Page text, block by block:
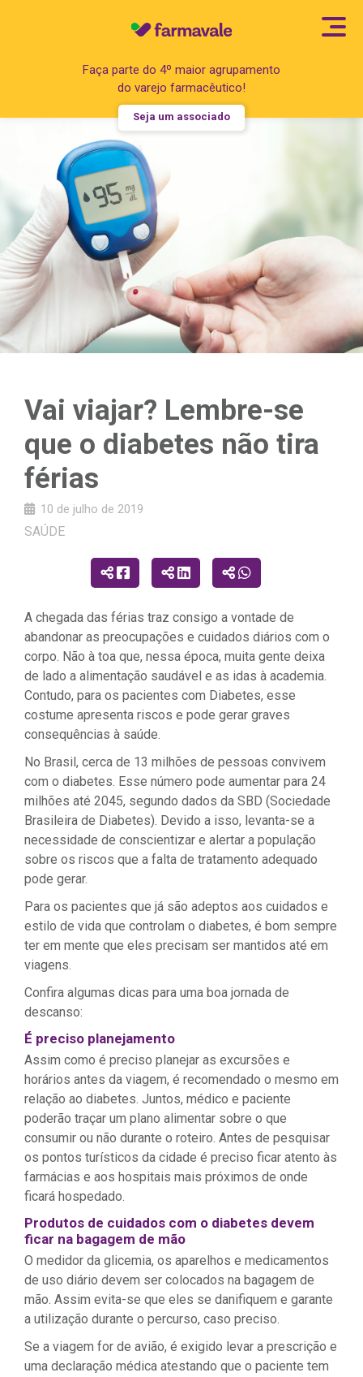
Faça parte do 4º maior agrupamento
do varejo farmacêutico!
Seja um associado
Vai viajar? Lembre-se
que o diabetes não tira
férias
10 de julho de 2019
SAÚDE
A chegada das férias traz consigo a vontade de
abandonar as preocupações e cuidados diários com o
corpo. Não à toa que, nessa época, muita gente deixa
de lado a alimentação saudável e as idas à academia.
Contudo, para os pacientes com Diabetes, esse
costume apresenta riscos e pode gerar graves
consequências à saúde.
No Brasil, cerca de 13 milhões de pessoas convivem
com o diabetes. Esse número pode aumentar para 24
milhões até 2045, segundo dados da SBD (Sociedade
Brasileira de Diabetes). Devido a isso, levanta-se a
necessidade de conscientizar e alertar a população
sobre os riscos que a falta de tratamento adequado
pode gerar.
Para os pacientes que já são adeptos aos cuidados e
estilo de vida que controlam o diabetes, é bom sempre
ter em mente que eles precisam ser mantidos até em
viagens.
Confira algumas dicas para uma boa jornada de
descanso:
É preciso planejamento
Assim como é preciso planejar as excursões e
horários antes da viagem, é recomendado o mesmo em
relação ao diabetes. Juntos, médico e paciente
poderão traçar um plano alimentar sobre o que
consumir ou não durante o roteiro. Antes de pesquisar
os pontos turísticos da cidade é preciso ficar atento às
farmácias e aos hospitais mais próximos de onde
ficará hospedado.
Produtos de cuidados com o diabetes devem
ficar na bagagem de mão
O medidor da glicemia, os aparelhos e medicamentos
de uso diário devem ser colocados na bagagem de
mão. Assim evita-se que eles se danifiquem e garante
a utilização durante o percurso, caso preciso.
Se a viagem for de avião, é exigido levar a prescrição e
uma declaração médica atestando que o paciente tem